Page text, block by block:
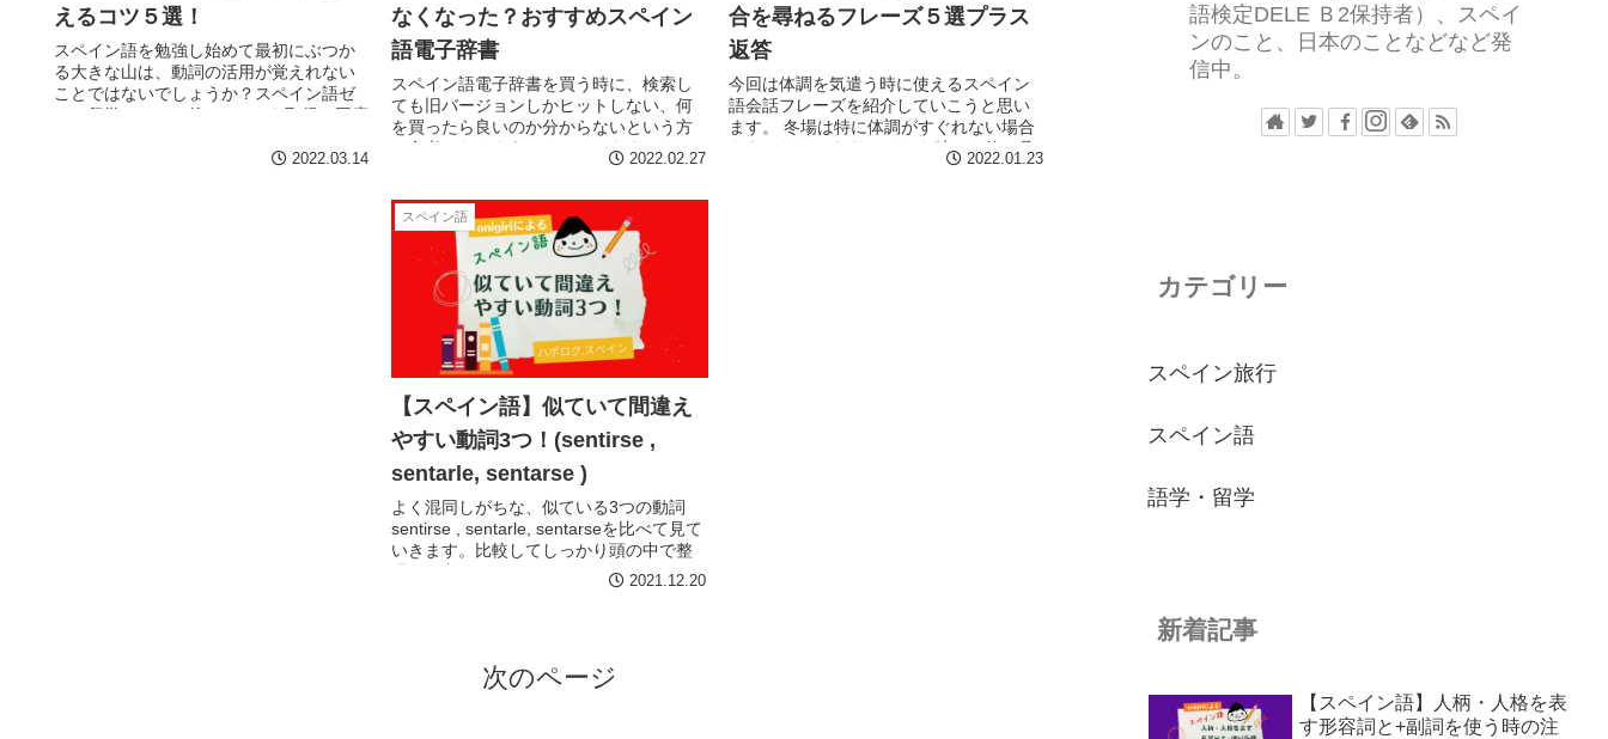
えるコツ５選！
スペイン語を勉強し始めて最初にぶつか
る大きな山は、動詞の活用が覚えれない
ことではないでしょうか？スペイン語ゼ
ロで留学し、その後DELEB2を取得。再度
たスペイン在住筆者がおススメするコツ
2022.03.14
なくなった？おすすめスペイン
語電子辞書
スペイン語電子辞書を買う時に、検索し
ても旧バージョンしかヒットしない、何
を買ったら良いのか分からないという方
の参考になるようにおススメをまとめて
2022.02.27
合を尋ねるフレーズ５選プラス
返答
今回は体調を気遣う時に使えるスペイン
語会話フレーズを紹介していこうと思い
ます。 冬場は特に体調がすぐれない場合
もあったりします。 そんな時に、体の具
合を尋ねたりできれば、心配している気
2022.01.23
スペイン語
【スペイン語】似ていて間違え
やすい動詞3つ！(sentirse ,
sentarle, sentarse )
よく混同しがちな、似ている3つの動詞
sentirse , sentarle, sentarseを比べて見て
いきます。比較してしっかり頭の中で整
理して覚えることで、きっと皆さんも間
2021.12.20
次のページ
語検定DELE Ｂ2保持者）、スペイ
ンのこと、日本のことなどなど発
信中。
カテゴリー
スペイン旅行
スペイン語
語学・留学
新着記事
【スペイン語】人柄・人格を表
す形容詞と+副詞を使う時の注